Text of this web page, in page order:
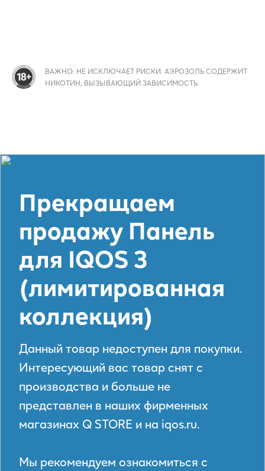
Прекращаем
продажу Панель
для IQOS 3
(лимитированная
коллекция)
Данный товар недоступен для покупки.
Интересующий вас товар снят с
производства и больше не
представлен в наших фирменных
магазинах Q STORE и на iqos.ru.
Мы рекомендуем ознакомиться с
ВАЖНО: НЕ ИСКЛЮЧАЕТ РИСКИ. АЭРОЗОЛЬ СОДЕРЖИТ
НИКОТИН, ВЫЗЫВАЮЩИЙ ЗАВИСИМОСТЬ